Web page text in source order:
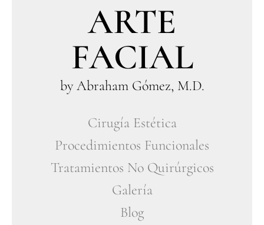
ARTE
FACIAL
by Abraham Gómez, M.D.
Cirugía Estética
Procedimientos Funcionales
Tratamientos No Quirúrgicos
Galería
Blog